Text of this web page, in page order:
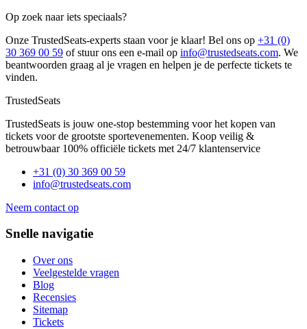
Op zoek naar iets speciaals?
Onze TrustedSeats-experts staan voor je klaar! Bel ons op +31 (0)
30 369 00 59 of stuur ons een e-mail op info@trustedseats.com. We
beantwoorden graag al je vragen en helpen je de perfecte tickets te
vinden.
TrustedSeats
TrustedSeats is jouw one-stop bestemming voor het kopen van
tickets voor de grootste sportevenementen. Koop veilig &
betrouwbaar 100% officiële tickets met 24/7 klantenservice
+31 (0) 30 369 00 59
info@trustedseats.com
Neem contact op
Snelle navigatie
Over ons
Veelgestelde vragen
Blog
Recensies
Sitemap
Tickets